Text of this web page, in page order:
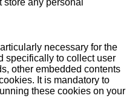
any personal
necessary for the
specifically to collect user
other embedded contents
It is mandatory to
these cookies on your